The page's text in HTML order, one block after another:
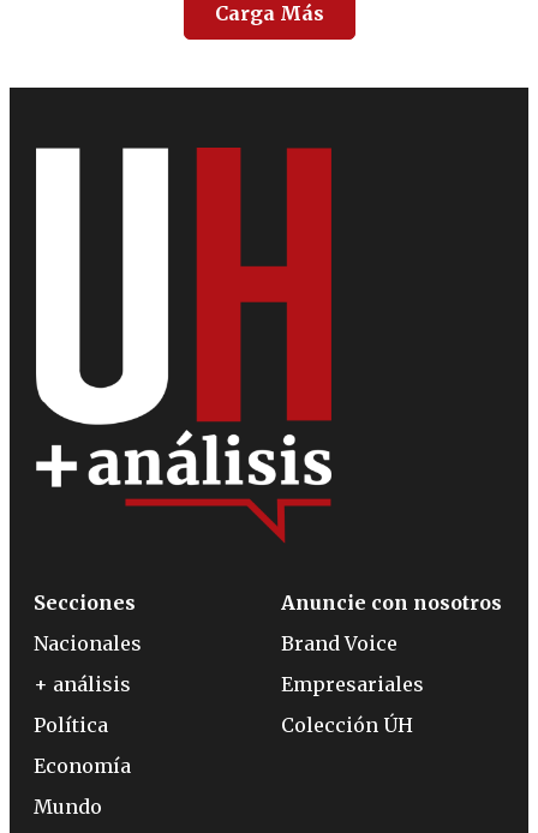
Carga Más
Secciones
Nacionales
+ análisis
Política
Economía
Mundo
Anuncie con nosotros
Brand Voice
Empresariales
Colección ÚH